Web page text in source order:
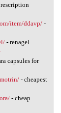
item/ddavp/-
- renagel
capsules for
- cheapest
- cheap